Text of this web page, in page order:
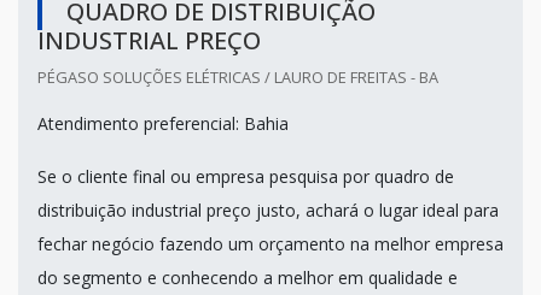
QUADRO DE DISTRIBUIÇÃO
INDUSTRIAL PREÇO
PÉGASO SOLUÇÕES ELÉTRICAS / LAURO DE FREITAS - BA
Atendimento preferencial: Bahia
Se o cliente final ou empresa pesquisa por quadro de
distribuição industrial preço justo, achará o lugar ideal para
fechar negócio fazendo um orçamento na melhor empresa
do segmento e conhecendo a melhor em qualidade e